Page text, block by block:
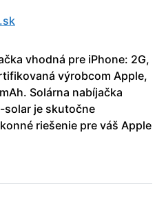
vhodná pre iPhone: 2G,
výrobcom Apple,
Solárna nabíjačka
solar je skutočne
riešenie pre váš Apple